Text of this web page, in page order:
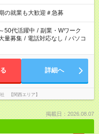
就業も大歓迎＃急募
50代活躍中 / 副業・Wワーク
量募集 / 電話対応なし / パソコ
詳細へ
【関西エリア】
掲載日：2026.08.07